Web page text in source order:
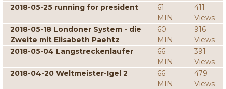
2018-05-25 running for president
61
MIN
411
Views
2018-05-18 Londoner System - die
Zweite mit Elisabeth Paehtz
60
MIN
916
Views
2018-05-04 Langstreckenlaufer
66
MIN
391
Views
2018-04-20 Weltmeister-Igel 2
66
MIN
479
Views